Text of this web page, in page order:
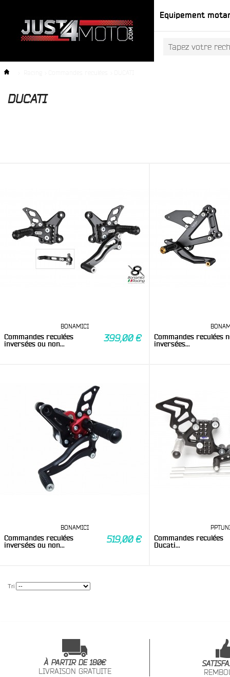
Equipement
DUCATI
BONAMICI
Commandes reculées
inversées ou non...
399,00 €
Commandes reculées
inversées...
BONAMICI
Commandes reculées
inversées ou non...
519,00 €
Commandes reculées
Ducati...
Tri
À PARTIR DE 180€
LIVRAISON GRATUITE